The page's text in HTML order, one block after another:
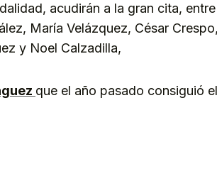
acudirán a la gran cita,
María Velázquez, César
y Noel Calzadilla,
que el año pasado consiguió